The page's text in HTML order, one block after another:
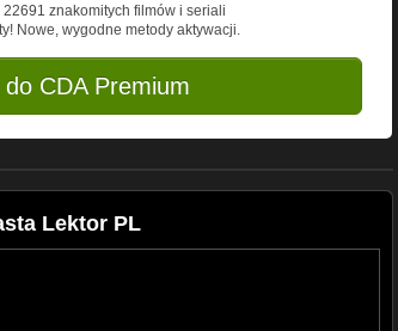
22691 znakomitych filmów i seriali
Nowe, wygodne metody aktywacji.
do CDA Premium
Lektor PL